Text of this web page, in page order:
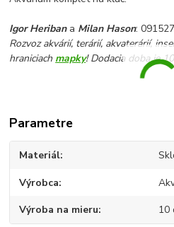
Igor Heribana Milan Hason:
Rozvoz akvárií, terárií, akvaterárií,
hraniciach mapky! Dodacia doba je
Parametre
Materiál
Výrobca
Výroba na mieru 10